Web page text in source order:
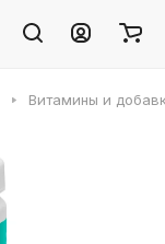
Витамины и